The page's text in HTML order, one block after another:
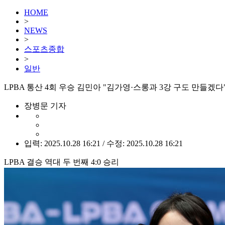
HOME
>
NEWS
>
스포츠종합
>
일반
LPBA 통산 4회 우승 김민아 "김가영·스롱과 3강 구도 만들겠
장병문 기자
입력: 2025.10.28 16:21 / 수정: 2025.10.28 16:21
LPBA 결승 역대 두 번째 4:0 승리